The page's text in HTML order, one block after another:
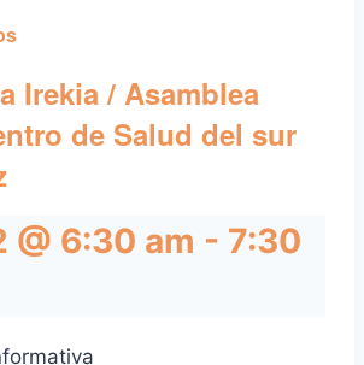
Irekia / Asamblea
de Salud del sur
@ 6:30 am - 7:30